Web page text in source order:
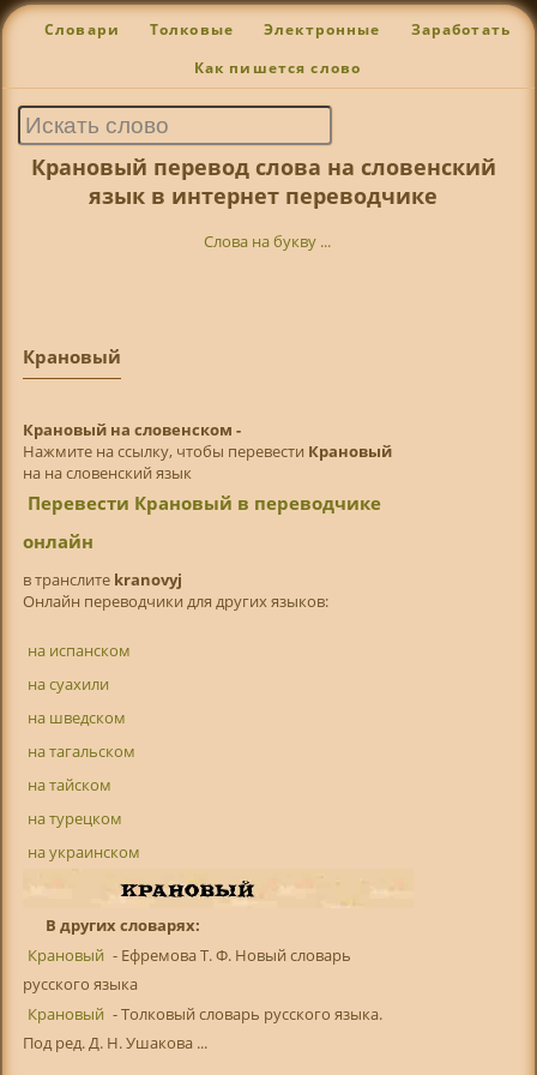
Словари Толковые Электронные Заработать
Как пишется слово
Крановый перевод слова на словенский
язык в интернет переводчике
Слова на букву ...
Крановый
Крановый на словенском -
Нажмите на ссылку, чтобы перевести Крановый
на на словенский язык
Перевести Крановый в переводчике
онлайн
в транслитe kranovyj
Онлайн переводчики для других языков:
на испанском
на суахили
на шведском
на тагальском
на тайском
на турецком
на украинском
В других словарях:
Крановый - Ефремова Т. Ф. Новый словарь
русского языка
Крановый - Толковый словарь русского языка.
Под ред. Д. Н. Ушакова ...